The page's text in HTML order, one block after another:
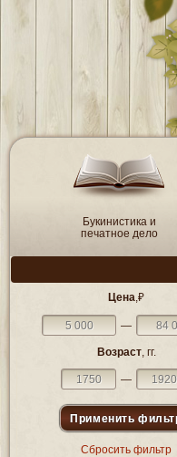
Букинистика и
печатное дело
Цена ,₽
—
Возраст, гг.
—
Сбросить фильтр